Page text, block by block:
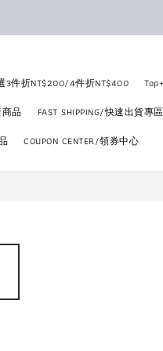
件折NT$200/4件折NT$400
商品
FAST SHIPPING/快速出貨專區
COUPON CENTER/領券中心